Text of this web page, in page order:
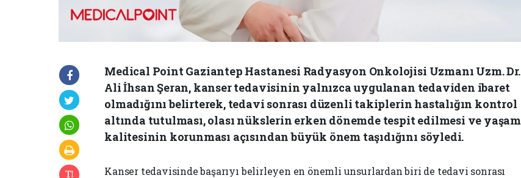
Medical Point Gaziantep Hastanesi Radyasyon Onkolojisi Uzmanı Uzm. Dr.
Ali İhsan Şeran, kanser tedavisinin yalnızca uygulanan tedaviden ibaret
olmadığını belirterek, tedavi sonrası düzenli takiplerin hastalığın kontrol
altında tutulması, olası nükslerin erken dönemde tespit edilmesi ve yaşam
kalitesinin korunması açısından büyük önem taşıdığını söyledi.
Kanser tedavisinde başarıyı belirleyen en önemli unsurlardan biri de tedavi sonrası